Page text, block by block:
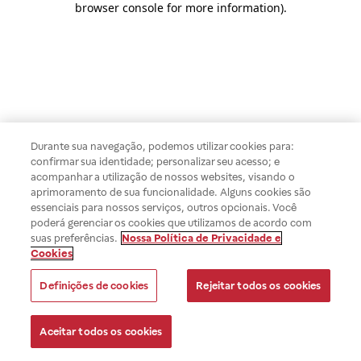
browser console for more information).
Durante sua navegação, podemos utilizar cookies para:
confirmar sua identidade; personalizar seu acesso; e
acompanhar a utilização de nossos websites, visando o
aprimoramento de sua funcionalidade. Alguns cookies são
essenciais para nossos serviços, outros opcionais. Você
poderá gerenciar os cookies que utilizamos de acordo com
suas preferências. Nossa Política de Privacidade e
Cookies
Definições de cookies Rejeitar todos os cookies
Aceitar todos os cookies